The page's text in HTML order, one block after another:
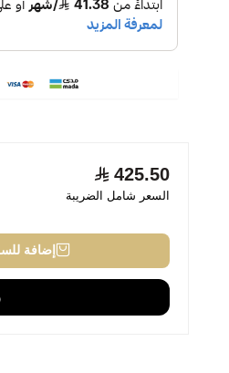
425.50
السعر شامل الضريبة
إضافة